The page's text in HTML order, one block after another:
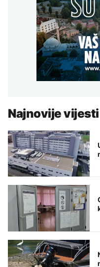
Najnovije vijesti